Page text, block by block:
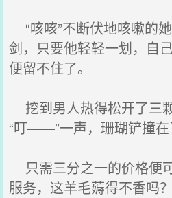
“咳咳”不断伏地咳嗽的
剑，只要他轻轻一划，自
便留不住了。
挖到男人热得松开了三
“叮——”一声，珊瑚铲撞在
只需三分之一的价格便
服务，这羊毛薅得不香吗？